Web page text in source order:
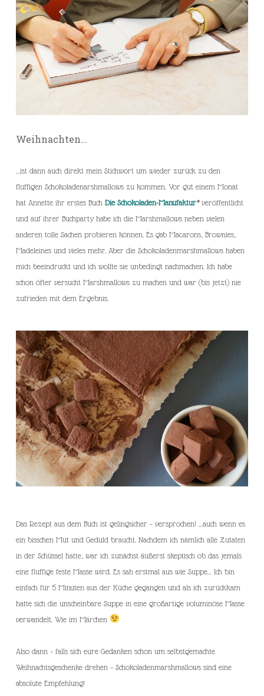
Weihnachten…
…ist dann auch direkt mein Stichwort um wieder zurück zu den
fluffigen Schokoladenarshmallows zu kommen. Vor gut einem Monat
hat Annette ihr erstes Buch Die Schokoladen-Manufaktur*veröffentlicht
und auf ihrer Buchparty habe ich die Marshmallows neben vielen
anderen tolle Sachen probieren können. Es gab Macarons, Brownies,
Madeleines und vieles mehr. Aber die Schokoladenmarshmallows haben
mich beeindruckt und ich wollte sie unbedingt nachmachen. Ich habe
schon öfter versucht Marshmallows zu machen und war (bis jetzt) nie
zufrieden mit dem Ergebnis.
Das Rezept aus dem Buch ist gelingsicher – versprochen! …auch wenn es
ein bisschen Mut und Geduld braucht. Nachdem ich nämlich alle Zutaten
in der Schüssel hatte, war ich zunächst äußerst skeptisch ob das jemals
eine fluffige feste Masse wird. Es sah erstmal aus wie Suppe… Ich bin
einfach für 5 Minuten aus der Küche gegangen und als ich zurückkam
hatte sich die unscheinbare Suppe in eine großartige voluminöse Masse
verwandelt. Wie im Märchen
Also dann – falls sich eure Gedanken schon um selbstgemachte
Weihnachtsgeschenke drehen – Schokoladenmarshmallows sind eine
absolute Empfehlung!